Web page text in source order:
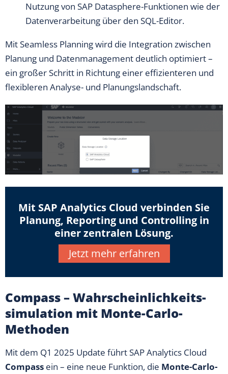
Nutzung von SAP Datasphere-Funktionen wie der
Datenverarbeitung über den SQL-Editor.
Mit Seamless Planning wird die Integration zwischen
Planung und Datenmanagement deutlich optimiert –
ein großer Schritt in Richtung einer effizienteren und
flexibleren Analyse- und Planungslandschaft.
Mit SAP Analytics Cloud verbinden Sie
Planung, Reporting und Controlling in
einer zentralen Lösung.
Jetzt mehr erfahren
Compass – Wahrscheinlichkeits­
simulation mit Monte-Carlo-
Methoden
Mit dem Q1 2025 Update führt SAP Analytics Cloud
Compass ein – eine neue Funktion, die Monte-Carlo-